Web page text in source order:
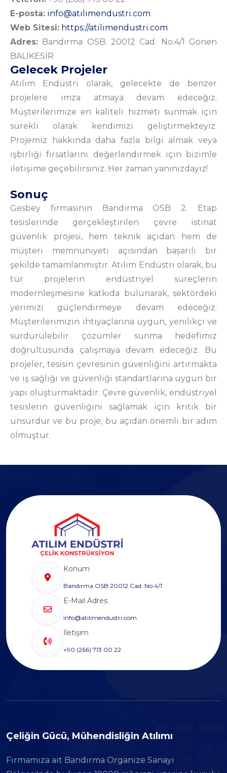
E-posta: info@atilimendustri.com
Web Sitesi: https://atilimendustri.com
Adres: Bandırma OSB. 20012 Cad. No:4/1 Gönen
BALIKESİR
Gelecek Projeler
Atılım Endüstri olarak, gelecekte de benzer
projelere imza atmaya devam edeceğiz.
Müşterilerimize en kaliteli hizmeti sunmak için
sürekli olarak kendimizi geliştirmekteyiz.
Projemiz hakkında daha fazla bilgi almak veya
işbirliği fırsatlarını değerlendirmek için bizimle
iletişime geçebilirsiniz. Her zaman yanınızdayız!
Sonuç
Gesbey firmasının Bandırma OSB 2. Etap
tesislerinde gerçekleştirilen çevre istinat
güvenlik projesi, hem teknik açıdan hem de
müşteri memnuniyeti açısından başarılı bir
şekilde tamamlanmıştır. Atılım Endüstri olarak, bu
tür projelerin endüstriyel süreçlerin
modernleşmesine katkıda bulunarak, sektördeki
yerimizi güçlendirmeye devam edeceğiz.
Müşterilerimizin ihtiyaçlarına uygun, yenilikçi ve
sürdürülebilir çözümler sunma hedefimiz
doğrultusunda çalışmaya devam edeceğiz. Bu
projeler, tesisin çevresinin güvenliğini artırmakta
ve iş sağlığı ve güvenliği standartlarına uygun bir
yapı oluşturmaktadır. Çevre güvenlik, endüstriyel
tesislerin güvenliğini sağlamak için kritik bir
unsurdur ve bu proje, bu açıdan önemli bir adım
olmuştur.
Konum
Bandırma OSB 20012 Cad. No:4/1
E-Mail Adres
info@atilimendustri.com
İletişim
+90 (266) 713 00 22
Çeliğin Gücü, Mühendisliğin Atılımı
Firmamıza ait Bandırma Organize Sanayi